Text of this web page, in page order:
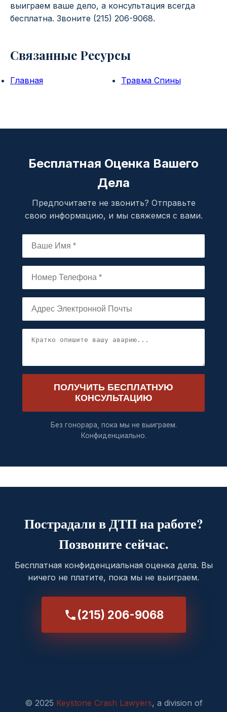
выиграем ваше дело, а консультация всегда
бесплатна. Звоните (215) 206-9068.
Связанные Ресурсы
Главная Травма Спины
Бесплатная Оценка Вашего
Дела
Предпочитаете не звонить? Отправьте
свою информацию, и мы свяжемся с вами.
ПОЛУЧИТЬ БЕСПЛАТНУЮ
КОНСУЛЬТАЦИЮ
Без гонорара, пока мы не выиграем.
Конфиденциально.
Пострадали в ДТП на работе?
Позвоните сейчас.
Бесплатная конфиденциальная оценка дела. Вы
ничего не платите, пока мы не выиграем.
(215) 206-9068
© 2025 Keystone Crash Lawyers, a division of